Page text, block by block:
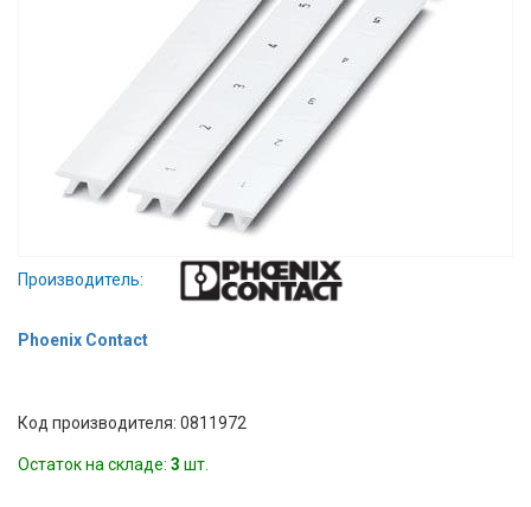
Вакансии
Вход/
авторизация
Производители
Тех.
поддержка
Производитель:
Phoenix Contact
Код производителя: 0811972
Остаток на складе: 3 шт.